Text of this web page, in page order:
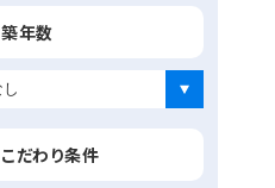
築年数
こだわり条件